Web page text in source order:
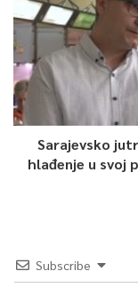
Sarajevsko
hlađenje u svoj
Subscribe